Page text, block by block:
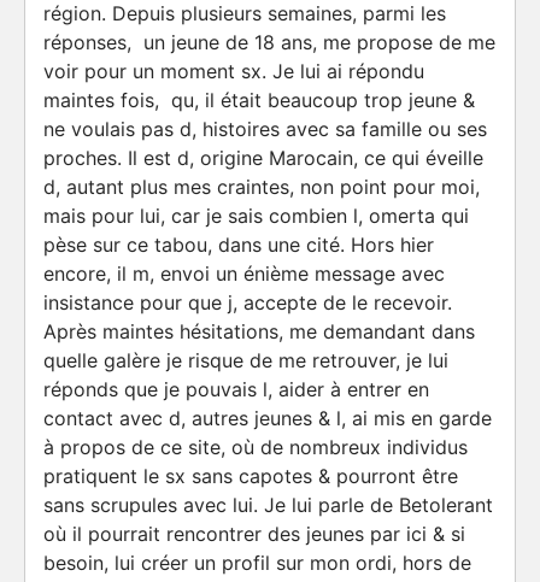
région. Depuis plusieurs semaines, parmi les
réponses, un jeune de 18 ans, me propose de me
voir pour un moment sx. Je lui ai répondu
maintes fois, qu, il était beaucoup trop jeune &
ne voulais pas d, histoires avec sa famille ou ses
proches. Il est d, origine Marocain, ce qui éveille
d, autant plus mes craintes, non point pour moi,
mais pour lui, car je sais combien l, omerta qui
pèse sur ce tabou, dans une cité. Hors hier
encore, il m, envoi un énième message avec
insistance pour que j, accepte de le recevoir.
Après maintes hésitations, me demandant dans
quelle galère je risque de me retrouver, je lui
réponds que je pouvais l, aider à entrer en
contact avec d, autres jeunes & l, ai mis en garde
à propos de ce site, où de nombreux individus
pratiquent le sx sans capotes & pourront être
sans scrupules avec lui. Je lui parle de Betolerant
où il pourrait rencontrer des jeunes par ici & si
besoin, lui créer un profil sur mon ordi, hors de